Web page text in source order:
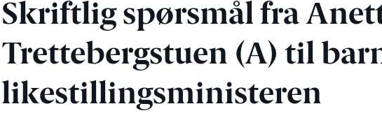
Skriftlig spørsmål fra
Trettebergstuen (A) til
likestillingsministeren